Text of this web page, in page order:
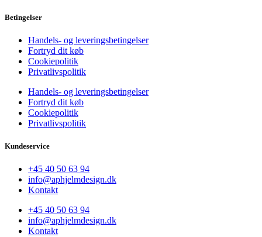
Betingelser
Handels- og leveringsbetingelser
Fortryd dit køb
Cookiepolitik
Privatlivspolitik
Handels- og leveringsbetingelser
Fortryd dit køb
Cookiepolitik
Privatlivspolitik
Kundeservice
+45 40 50 63 94
info@aphjelmdesign.dk
Kontakt
+45 40 50 63 94
info@aphjelmdesign.dk
Kontakt